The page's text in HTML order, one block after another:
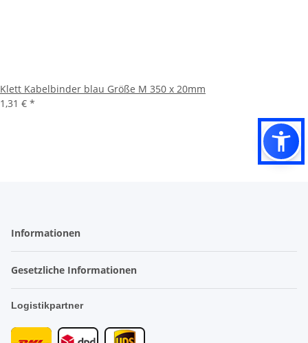
Klett Kabelbinder blau Größe M 350 x 20mm
1,31 € *
Informationen
Gesetzliche Informationen
Logistikpartner